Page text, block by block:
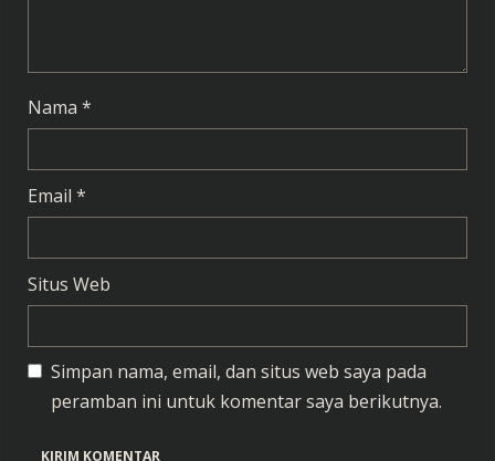
n
g
Nama *
Email *
Situs Web
Simpan nama, email, dan situs web saya pada
peramban ini untuk komentar saya berikutnya.